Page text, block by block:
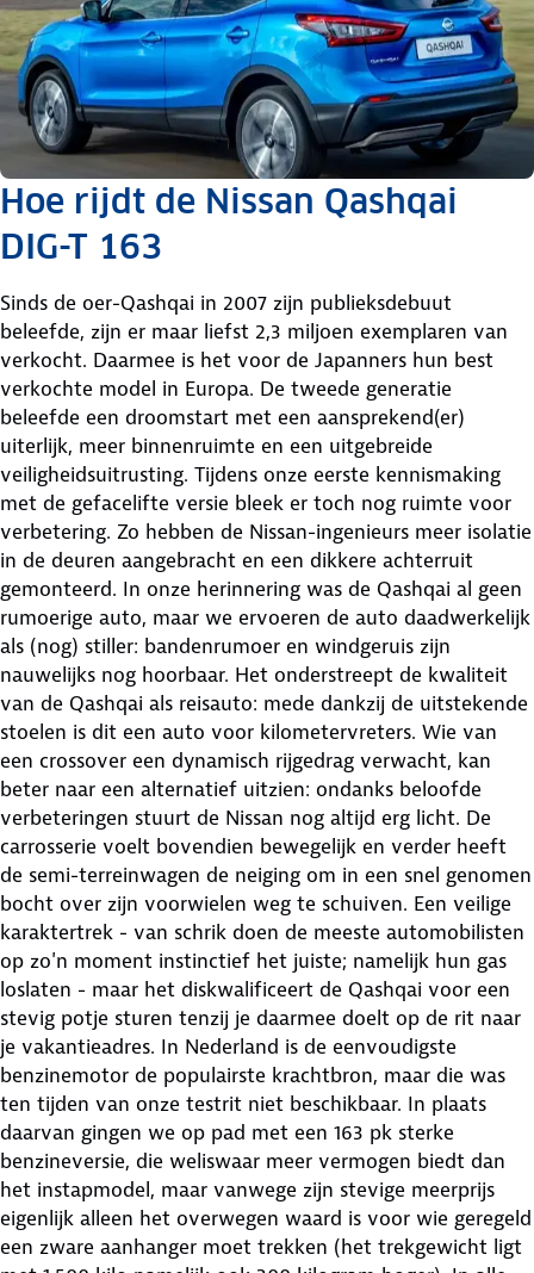
Hoe rijdt de Nissan Qashqai
DIG-T 163
Sinds de oer-Qashqai in 2007 zijn publieksdebuut
beleefde, zijn er maar liefst 2,3 miljoen exemplaren van
verkocht. Daarmee is het voor de Japanners hun best
verkochte model in Europa. De tweede generatie
beleefde een droomstart met een aansprekend(er)
uiterlijk, meer binnenruimte en een uitgebreide
veiligheidsuitrusting. Tijdens onze eerste kennismaking
met de gefacelifte versie bleek er toch nog ruimte voor
verbetering. Zo hebben de Nissan-ingenieurs meer isolatie
in de deuren aangebracht en een dikkere achterruit
gemonteerd. In onze herinnering was de Qashqai al geen
rumoerige auto, maar we ervoeren de auto daadwerkelijk
als (nog) stiller: bandenrumoer en windgeruis zijn
nauwelijks nog hoorbaar. Het onderstreept de kwaliteit
van de Qashqai als reisauto: mede dankzij de uitstekende
stoelen is dit een auto voor kilometervreters. Wie van
een crossover een dynamisch rijgedrag verwacht, kan
beter naar een alternatief uitzien: ondanks beloofde
verbeteringen stuurt de Nissan nog altijd erg licht. De
carrosserie voelt bovendien bewegelijk en verder heeft
de semi-terreinwagen de neiging om in een snel genomen
bocht over zijn voorwielen weg te schuiven. Een veilige
karaktertrek - van schrik doen de meeste automobilisten
op zo'n moment instinctief het juiste; namelijk hun gas
loslaten - maar het diskwalificeert de Qashqai voor een
stevig potje sturen tenzij je daarmee doelt op de rit naar
je vakantieadres. In Nederland is de eenvoudigste
benzinemotor de populairste krachtbron, maar die was
ten tijden van onze testrit niet beschikbaar. In plaats
daarvan gingen we op pad met een 163 pk sterke
benzineversie, die weliswaar meer vermogen biedt dan
het instapmodel, maar vanwege zijn stevige meerprijs
eigenlijk alleen het overwegen waard is voor wie geregeld
een zware aanhanger moet trekken (het trekgewicht ligt